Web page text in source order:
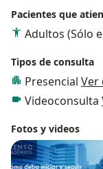
Pacientes que
Adultos (Sólo
Tipos de consulta
Presencial Ver
Videoconsulta
Fotos y videos